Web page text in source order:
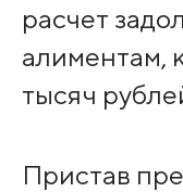
расчет
алиментам,
тысяч
Пристав